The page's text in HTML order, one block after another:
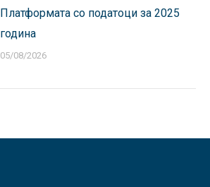
Платформата со податоци за 2025
година
05/08/2026